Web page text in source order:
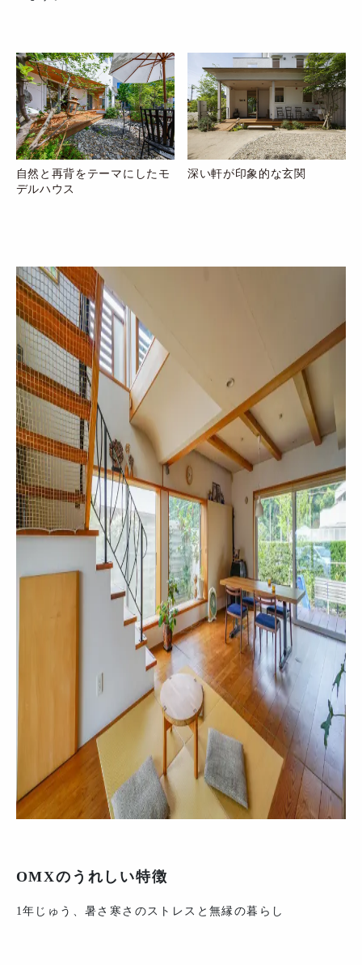
自然と再背をテーマにしたモ
デルハウス
深い軒が印象的な玄関
OMXのうれしい特徴
1年じゅう、暑さ寒さのストレスと無縁の暮らし